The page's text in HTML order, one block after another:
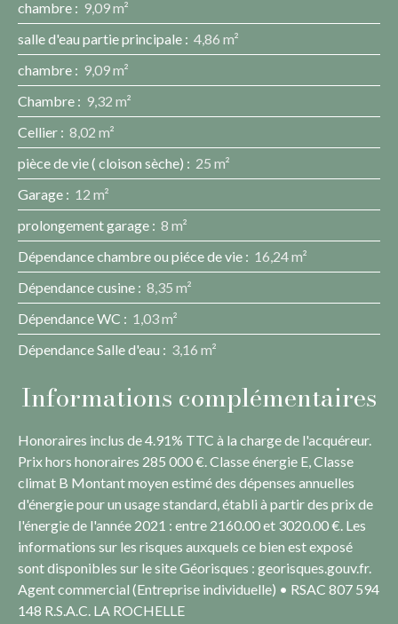
chambre : 9,09 m²
salle d'eau partie principale : 4,86 m²
chambre : 9,09 m²
Chambre : 9,32 m²
Cellier : 8,02 m²
pièce de vie ( cloison sèche) : 25 m²
Garage : 12 m²
prolongement garage : 8 m²
Dépendance chambre ou piéce de vie : 16,24 m²
Dépendance cusine : 8,35 m²
Dépendance WC : 1,03 m²
Dépendance Salle d'eau : 3,16 m²
Informations complémentaires
Honoraires inclus de 4.91% TTC à la charge de l'acquéreur.
Prix hors honoraires 285 000 €. Classe énergie E, Classe
climat B Montant moyen estimé des dépenses annuelles
d'énergie pour un usage standard, établi à partir des prix de
l'énergie de l'année 2021 : entre 2160.00 et 3020.00 €. Les
informations sur les risques auxquels ce bien est exposé
sont disponibles sur le site Géorisques : georisques.gouv.fr.
Agent commercial (Entreprise individuelle) • RSAC 807 594
148 R.S.A.C. LA ROCHELLE